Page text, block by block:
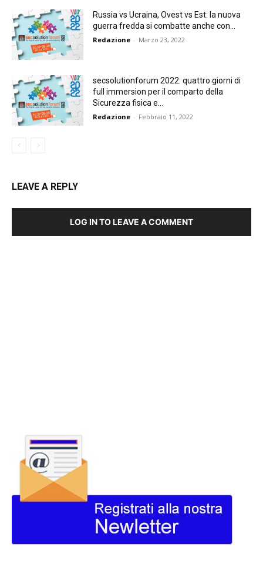
Russia vs Ucraina, Ovest vs Est: la nuova
guerra fredda si combatte anche con...
Redazione - Marzo 23, 2022
secsolutionforum 2022: quattro giorni di
full immersion per il comparto della
Sicurezza fisica e...
Redazione - Febbraio 11, 2022
LEAVE A REPLY
LOG IN TO LEAVE A COMMENT